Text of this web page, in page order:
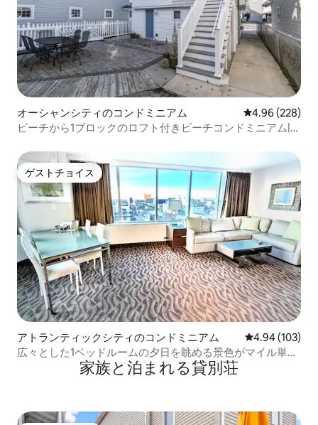
オーシャンシティのコンドミニアム レビュー228
4.96 (228)
ビーチから1ブロックのロフト付きビーチコンドミニアム|駐
ゲストチョイス
ゲストチョイス
アトランティックシティのコンドミニアム レビュー103
4.94 (103)
広々とした1ベッドルームの夕日を眺める景色がマイル単位
で楽しめます｜無料駐車場
家族と泊まれる貸別荘